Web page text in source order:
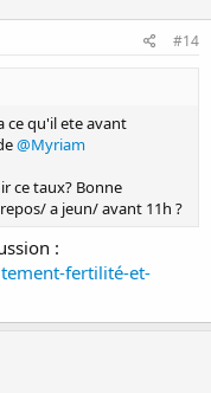
#14
ce qu'il ete avant
@Myriam
ce taux? Bonne
a jeun/ avant 11h ?
:
fertilité-et-